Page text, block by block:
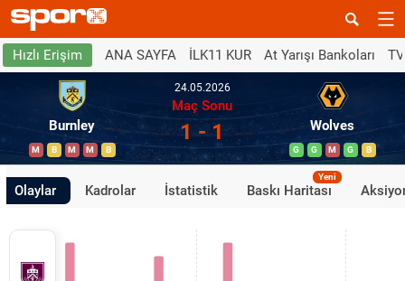
Hızlı Erişim ANA SAYFA İLK11 KUR At Yarışı Bankoları
Burnley
M B M M B
24.05.2026
Maç Sonu
1 - 1 Wolves
G G M G B
Olaylar Kadrolar İstatistik Baskı Haritası
Yeni